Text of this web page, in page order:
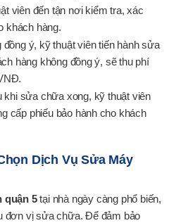
viên đến tận nơi kiểm tra, xác
khách hàng.
đồng ý, kỹ thuật viên tiến hành sửa
hàng không đồng ý, sẽ thu phí
khi sửa chữa xong, kỹ thuật viên
cấp phiếu bảo hành cho khách
Dịch Vụ Sửa Máy
quận 5tại nhà ngày càng phổ biến,
đơn vị sửa chữa. Để đảm bảo